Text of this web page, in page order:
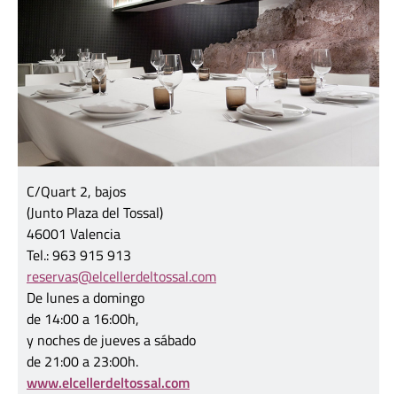
C/Quart 2, bajos
(Junto Plaza del Tossal)
46001 Valencia
Tel.: 963 915 913
reservas@elcellerdeltossal.com
De lunes a domingo
de 14:00 a 16:00h,
y noches de jueves a sábado
de 21:00 a 23:00h.
www.elcellerdeltossal.com